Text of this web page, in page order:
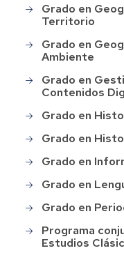
Grado en
Territorio
Grado en
Ambiente
Grado en
Contenidos
Grado en
Grado en
Grado en
Grado en
Grado en
Programa
Estudios